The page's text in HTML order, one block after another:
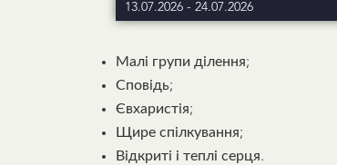
13.07.2026 - 24.07.2026
Малі групи ділення;
Сповідь;
Євхаристія;
Щире спілкування;
Відкриті і теплі серця.